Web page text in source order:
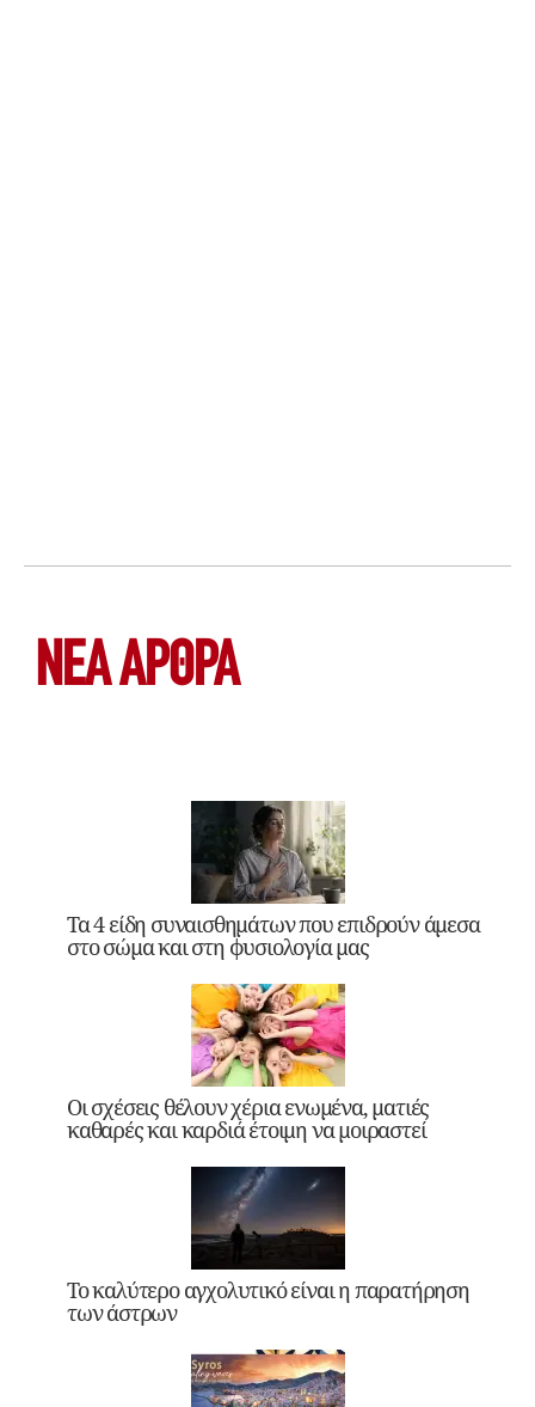
ΝΕΑ ΆΡΘΡΑ
Τα 4 είδη συναισθημάτων που επιδρούν άμεσα
στο σώμα και στη φυσιολογία μας
Οι σχέσεις θέλουν χέρια ενωμένα, ματιές
καθαρές και καρδιά έτοιμη να μοιραστεί
Το καλύτερο αγχολυτικό είναι η παρατήρηση
των άστρων